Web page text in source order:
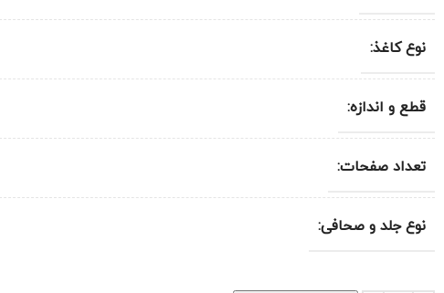
نوع کاغذ:
قطع و اندازه:
تعداد صفحات:
نوع جلد و صحافی: